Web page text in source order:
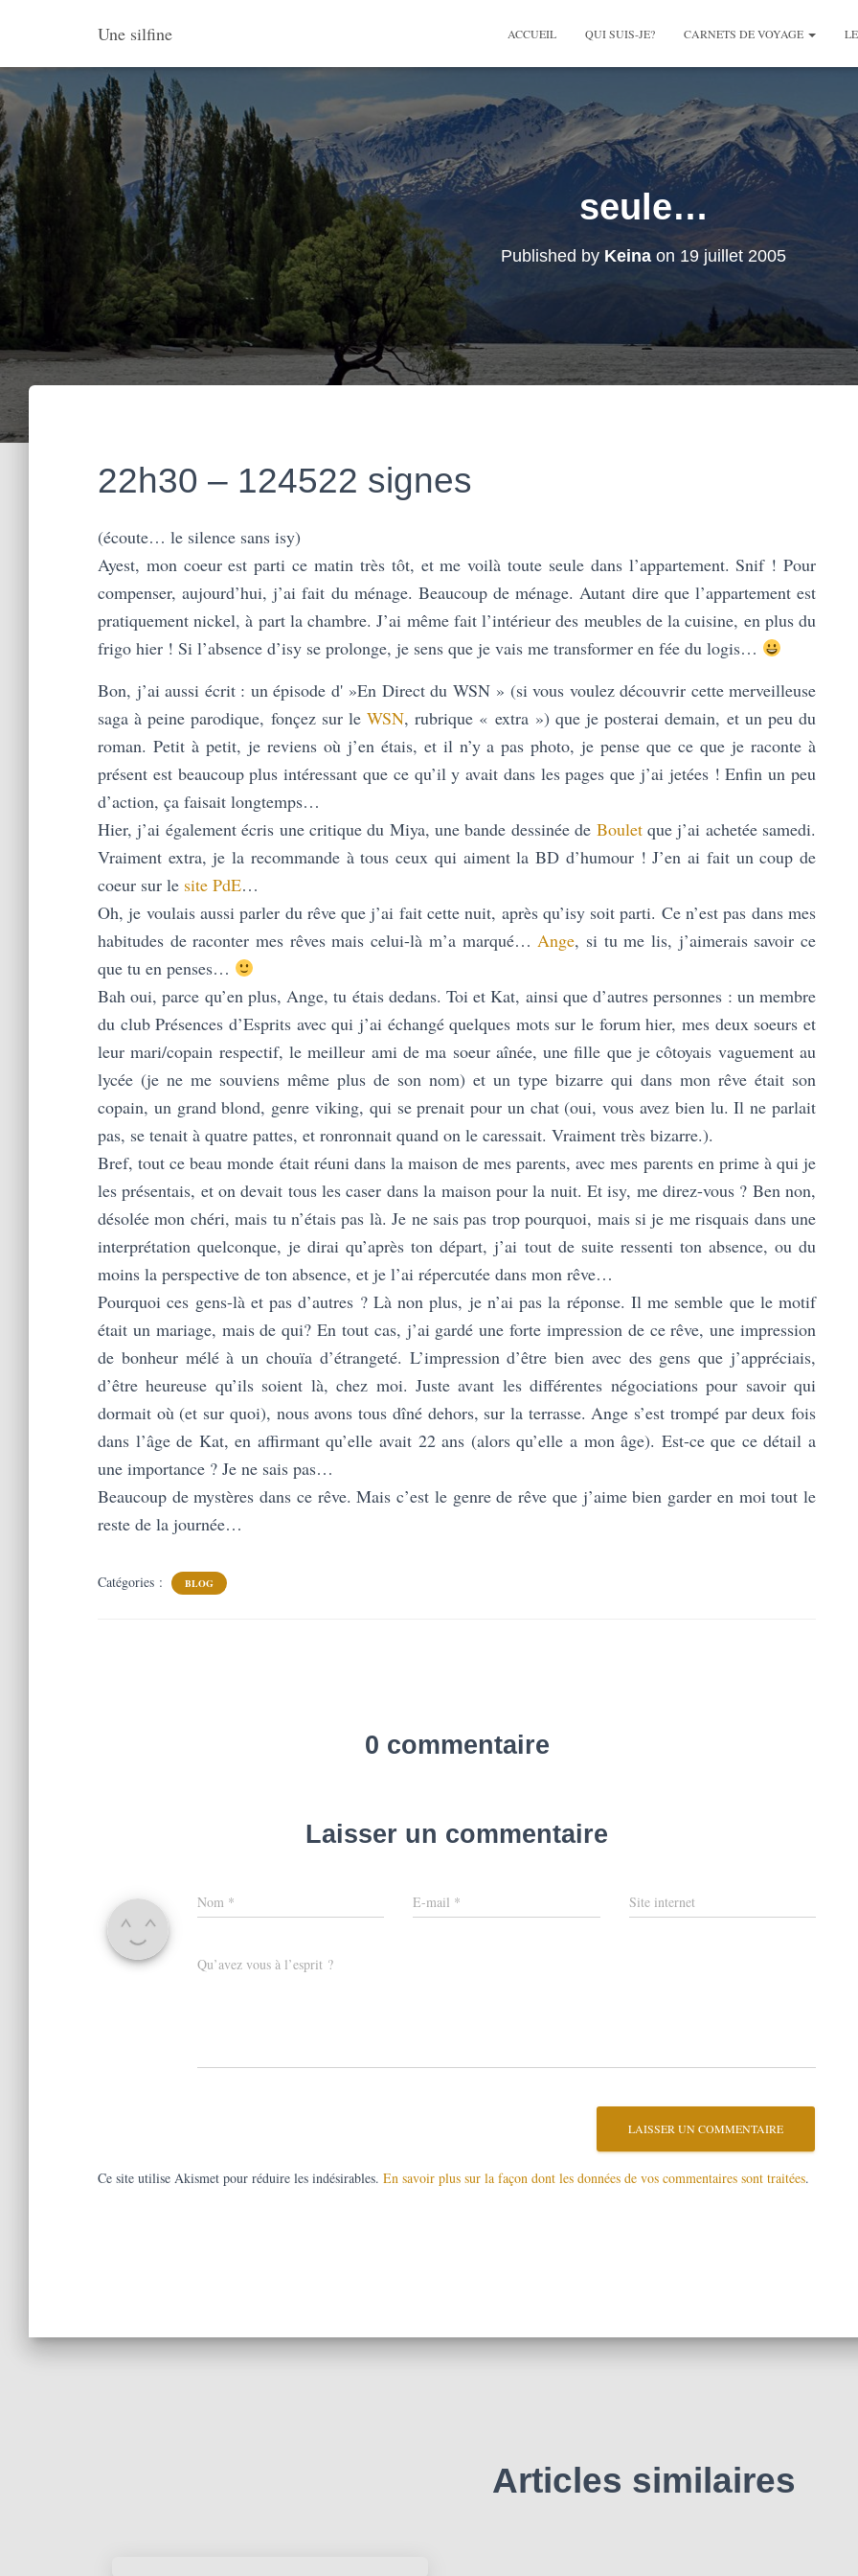
Une silfine ACCUEIL QUI SUIS-JE? CARNETS DE VOYAGE
seule…
Published by Keina on 19 juillet 2005
22h30 – 124522 signes
(écoute… le silence sans isy)
Ayest, mon coeur est parti ce matin très tôt, et me voilà toute seule dans l’appartement. Snif ! Pour
compenser, aujourd’hui, j’ai fait du ménage. Beaucoup de ménage. Autant dire que l’appartement est
pratiquement nickel, à part la chambre. J’ai même fait l’intérieur des meubles de la cuisine, en plus du
frigo hier ! Si l’absence d’isy se prolonge, je sens que je vais me transformer en fée du logis…
Bon, j’ai aussi écrit : un épisode d' »En Direct du WSN » (si vous voulez découvrir cette merveilleuse
saga à peine parodique, fonçez sur leWSN, rubrique « extra ») que je posterai demain, et un peu du
roman. Petit à petit, je reviens où j’en étais, et il n’y a pas photo, je pense que ce que je raconte à
présent est beaucoup plus intéressant que ce qu’il y avait dans les pages que j’ai jetées ! Enfin un peu
d’action, ça faisait longtemps…
Hier, j’ai également écris une critique du Miya, une bande dessinée de Bouletque j’ai achetée samedi.
Vraiment extra, je la recommande à tous ceux qui aiment la BD d’humour ! J’en ai fait un coup de
coeur sur le site PdE…
Oh, je voulais aussi parler du rêve que j’ai fait cette nuit, après qu’isy soit parti. Ce n’est pas dans mes
habitudes de raconter mes rêves mais celui-là m’a marqué…Ange, si tu me lis, j’aimerais savoir ce
que tu en penses…
Bah oui, parce qu’en plus, Ange, tu étais dedans. Toi et Kat, ainsi que d’autres personnes : un membre
du club Présences d’Esprits avec qui j’ai échangé quelques mots sur le forum hier, mes deux soeurs et
leur mari/copain respectif, le meilleur ami de ma soeur aînée, une fille que je côtoyais vaguement au
lycée (je ne me souviens même plus de son nom) et un type bizarre qui dans mon rêve était son
copain, un grand blond, genre viking, qui se prenait pour un chat (oui, vous avez bien lu. Il ne parlait
pas, se tenait à quatre pattes, et ronronnait quand on le caressait. Vraiment très bizarre.).
Bref, tout ce beau monde était réuni dans la maison de mes parents, avec mes parents en prime à qui je
les présentais, et on devait tous les caser dans la maison pour la nuit. Et isy, me direz-vous ? Ben non,
désolée mon chéri, mais tu n’étais pas là. Je ne sais pas trop pourquoi, mais si je me risquais dans une
interprétation quelconque, je dirai qu’après ton départ, j’ai tout de suite ressenti ton absence, ou du
moins la perspective de ton absence, et je l’ai répercutée dans mon rêve…
Pourquoi ces gens-là et pas d’autres ? Là non plus, je n’ai pas la réponse. Il me semble que le motif
était un mariage, mais de qui? En tout cas, j’ai gardé une forte impression de ce rêve, une impression
de bonheur mélé à un chouïa d’étrangeté. L’impression d’être bien avec des gens que j’appréciais,
d’être heureuse qu’ils soient là, chez moi. Juste avant les différentes négociations pour savoir qui
dormait où (et sur quoi), nous avons tous dîné dehors, sur la terrasse. Ange s’est trompé par deux fois
dans l’âge de Kat, en affirmant qu’elle avait 22 ans (alors qu’elle a mon âge). Est-ce que ce détail a
une importance ? Je ne sais pas…
Beaucoup de mystères dans ce rêve. Mais c’est le genre de rêve que j’aime bien garder en moi tout le
reste de la journée…
Catégories : BLOG
0 commentaire
Laisser un commentaire
Nom * E-mail * Site internet
Qu’avez vous à l’esprit ?
Ce site utilise Akismet pour réduire les indésirables. En savoir plus sur la façon dont les données de vos commentaires sont traitées.
Articles similaires